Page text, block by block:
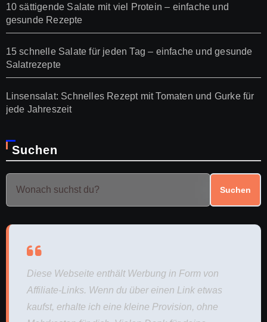
10 sättigende Salate mit viel Protein – einfache und
gesunde Rezepte
15 schnelle Salate für jeden Tag – einfache und gesunde
Salatrezepte
Linsensalat: Schnelles Rezept mit Tomaten und Gurke für
jede Jahreszeit
Suchen
Suchen
Diese Webseite enthält Werbung in Form von
Affiliate-Links. Wenn du über einen Link etwas
kaufst, erhalte ich eine kleine Provision, ohne